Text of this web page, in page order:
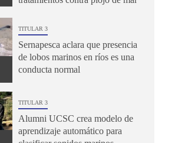
TITULAR 3
Sernapesca aclara que presencia
de lobos marinos en ríos es una
conducta normal
TITULAR 3
Alumni UCSC crea modelo de
aprendizaje automático para